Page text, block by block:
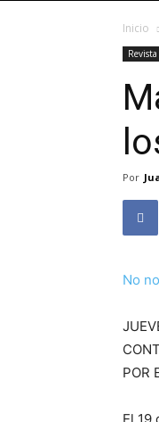
Inicio
Por
No
POR